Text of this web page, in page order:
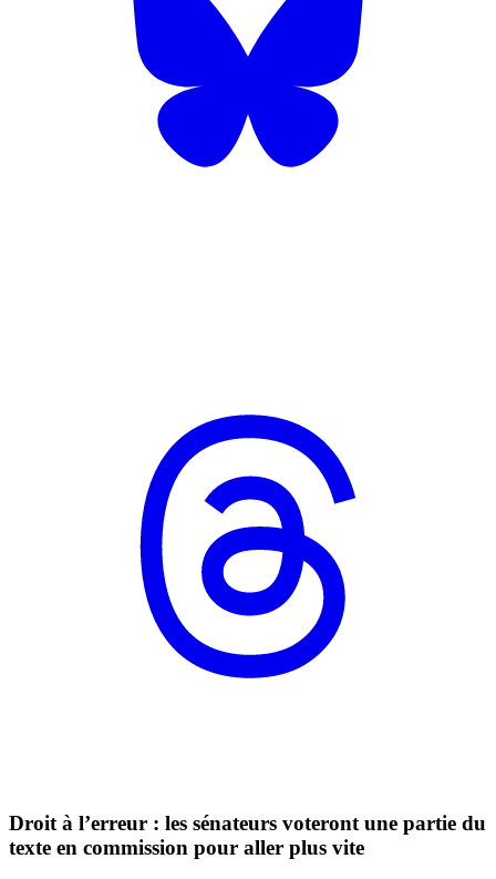
Droit à l’erreur : les sénateurs voteront une partie du
texte en commission pour aller plus vite